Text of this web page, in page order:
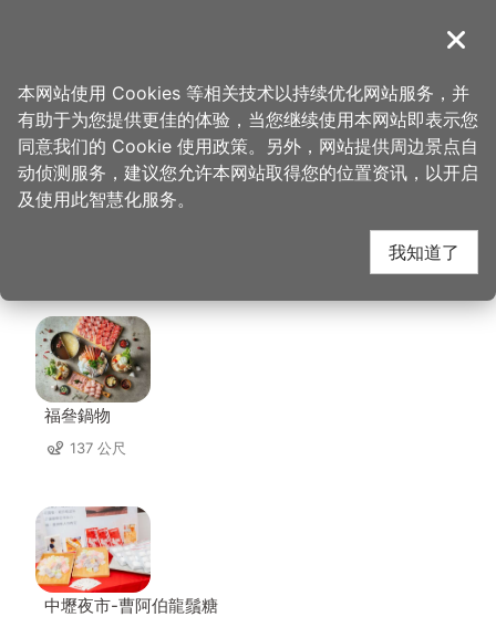
導覽
首页 > 想去的地方 > 美食、购物 > 藏王极上烧肉餐酒馆
藏王极上烧肉餐酒馆 周
边店家
福叄鍋物
137 公尺
中壢夜市-曹阿伯龍鬚糖
关闭
本网站使用 Cookies 等相关技术以持续优化网站服务，并
有助于为您提供更佳的体验，当您继续使用本网站即表示您
同意我们的 Cookie 使用政策。另外，网站提供周边景点自
动侦测服务，建议您允许本网站取得您的位置资讯，以开启
及使用此智慧化服务。
我知道了